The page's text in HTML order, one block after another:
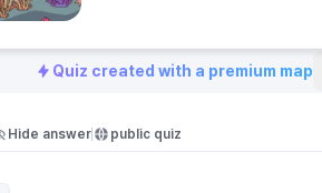
Quiz created with a premium map
Hide answer public quiz